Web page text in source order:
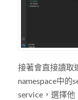
接著會直接讀取
namespace中的
service，選擇他